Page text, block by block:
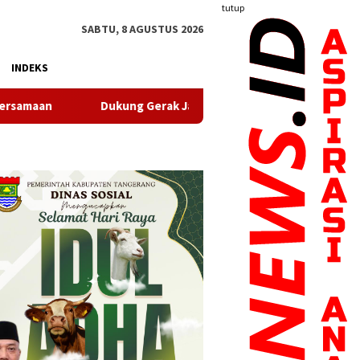
tutup
SABTU, 8 AGUSTUS 2026
INDEKS
Gerak Jalan Santai HUT RI, Puskesmas Pasir Nangka